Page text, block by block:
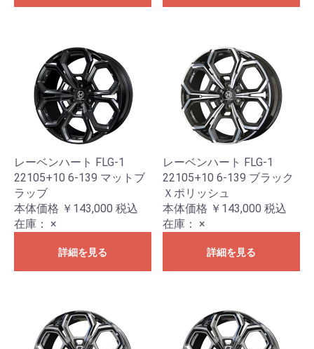
レーベンハート FLG-1
22105+10 6-139 マットブ
ラッブ
本体価格 ￥143,000 税込
在庫： ×
詳細を見る
レーベンハート FLG-1
22105+10 6-139 ブラック
Ｘポリッシュ
本体価格 ￥143,000 税込
在庫： ×
詳細を見る